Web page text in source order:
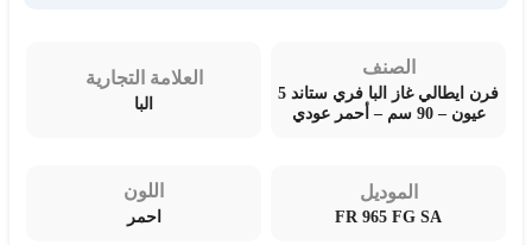
الصنف
فرن ايطالي غاز البا فري ستاند 5
عيون – 90 سم – أحمر عودي
العلامة التجارية
البا
الموديل
FR 965 FG SA
اللون
احمر